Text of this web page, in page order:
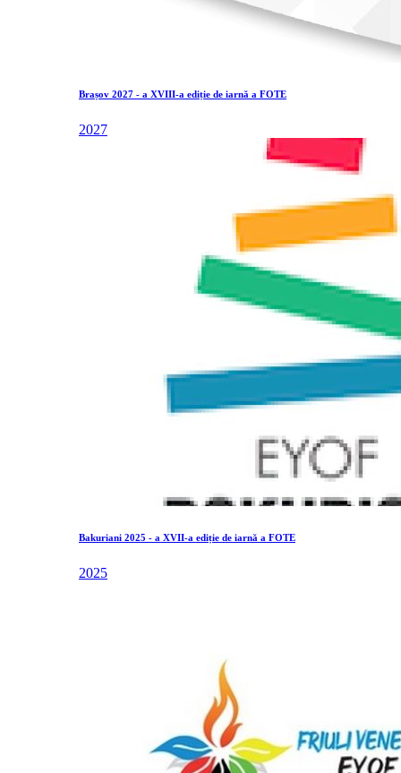
Brașov 2027 - a XVIII-a ediție de iarnă a FOTE
2027
Bakuriani 2025 - a XVII-a ediție de iarnă a FOTE
2025